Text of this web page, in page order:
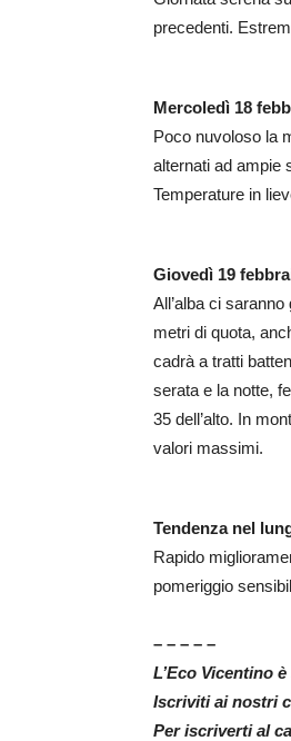
precedenti.
Mercoledì 18
Poco nuvoloso la
alternati ad ampie
Temperature in
Giovedì 19
All’alba ci
metri di quota,
cadrà a tratti
serata e la notte,
35 dell’alto. In
valori massimi.
Tendenza nel
Rapido
pomeriggio
– – – – –
L’Eco Vicentino
Iscriviti ai nostri
Per iscriverti al